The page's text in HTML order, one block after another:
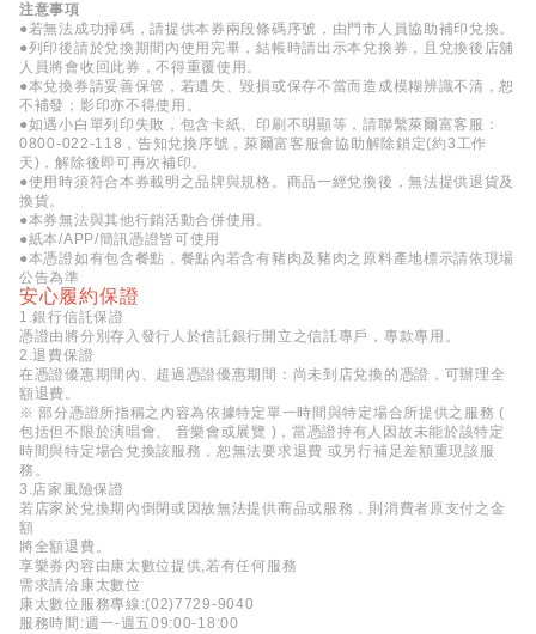
注意事項
●若無法成功掃碼，請提供本券兩段條碼序號，由門市人員協助補印兌換。
●列印後請於兌換期間內使用完畢，結帳時請出示本兌換券，且兌換後店舖
人員將會收回此券，不得重覆使用。
●本兌換券請妥善保管，若遺失、毀損或保存不當而造成模糊辨識不清，恕
不補發；影印亦不得使用。
●如遇小白單列印失敗，包含卡紙、印刷不明顯等，請聯繫萊爾富客服：
0800-022-118，告知兌換序號，萊爾富客服會協助解除鎖定(約3工作
天)，解除後即可再次補印。
●使用時須符合本券載明之品牌與規格。商品一經兌換後，無法提供退貨及
換貨。
●本券無法與其他行銷活動合併使用。
●紙本/APP/簡訊憑證皆可使用
●本憑證如有包含餐點，餐點內若含有豬肉及豬肉之原料產地標示請依現場
公告為準
安心履約保證
1.銀行信託保證
憑證由將分別存入發行人於信託銀行開立之信託專戶，專款專用。
2.退費保證
在憑證優惠期間內、超過憑證優惠期間：尚未到店兌換的憑證，可辦理全
額退費。
※ 部分憑證所指稱之內容為依據特定單一時間與特定場合所提供之服務 (
包括但不限於演唱會、 音樂會或展覽 )，當憑證持有人因故未能於該特定
時間與特定場合兌換該服務，恕無法要求退費 或另行補足差額重現該服
務。
3.店家風險保證
若店家於兌換期內倒閉或因故無法提供商品或服務，則消費者原支付之金
額
將全額退費。
享樂券內容由康太數位提供,若有任何服務
需求請洽康太數位
康太數位服務專線:(02)7729-9040
服務時間:週一-週五09:00-18:00